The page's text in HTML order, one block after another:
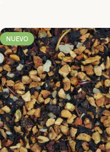
NUEVO